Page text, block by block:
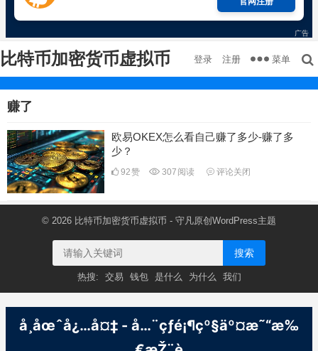
比特币加密货币虚拟币 登录 注册 菜单
赚了
欧易OKEX怎么看自己赚了多少-赚了多
少？
92赞 307 阅读 评论关闭
© 2026 比特币加密货币虚拟币 - 守凡原创 WordPress主题
搜索
热搜: 交易 钱包 是什么 为什么 我们